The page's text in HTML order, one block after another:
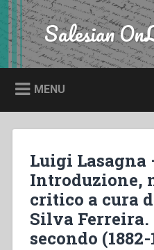
Skip
to
content
Search Salesian
MENU
Luigi
Introduzione,
critico a cura
Silva Ferreira.
secondo (1882-